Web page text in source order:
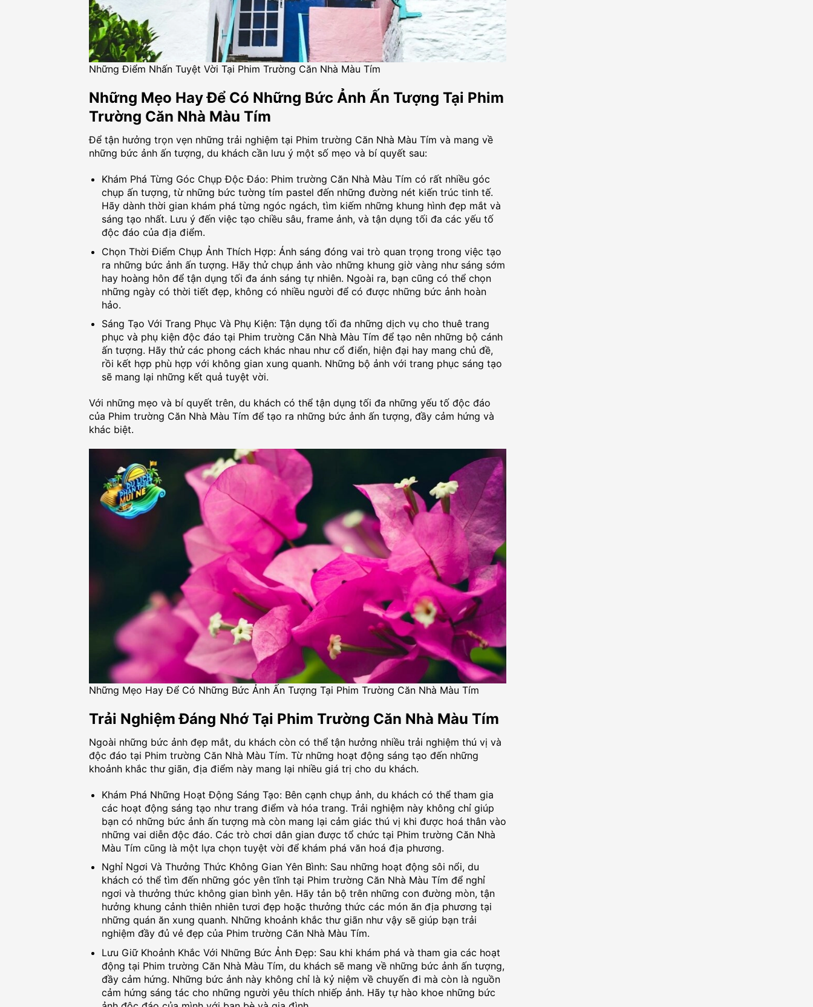
Những Điểm Nhấn Tuyệt Vời Tại Phim Trường Căn Nhà Màu Tím
Những Mẹo Hay Để Có Những Bức Ảnh Ấn Tượng Tại Phim
Trường Căn Nhà Màu Tím
Để tận hưởng trọn vẹn những trải nghiệm tại Phim trường Căn Nhà Màu Tím và mang về
những bức ảnh ấn tượng, du khách cần lưu ý một số mẹo và bí quyết sau:
Khám Phá Từng Góc Chụp Độc Đáo: Phim trường Căn Nhà Màu Tím có rất nhiều góc
chụp ấn tượng, từ những bức tường tím pastel đến những đường nét kiến trúc tinh tế.
Hãy dành thời gian khám phá từng ngóc ngách, tìm kiếm những khung hình đẹp mắt và
sáng tạo nhất. Lưu ý đến việc tạo chiều sâu, frame ảnh, và tận dụng tối đa các yếu tố
độc đáo của địa điểm.
Chọn Thời Điểm Chụp Ảnh Thích Hợp: Ánh sáng đóng vai trò quan trọng trong việc tạo
ra những bức ảnh ấn tượng. Hãy thử chụp ảnh vào những khung giờ vàng như sáng sớm
hay hoàng hôn để tận dụng tối đa ánh sáng tự nhiên. Ngoài ra, bạn cũng có thể chọn
những ngày có thời tiết đẹp, không có nhiều người để có được những bức ảnh hoàn
hảo.
Sáng Tạo Với Trang Phục Và Phụ Kiện: Tận dụng tối đa những dịch vụ cho thuê trang
phục và phụ kiện độc đáo tại Phim trường Căn Nhà Màu Tím để tạo nên những bộ cánh
ấn tượng. Hãy thử các phong cách khác nhau như cổ điển, hiện đại hay mang chủ đề,
rồi kết hợp phù hợp với không gian xung quanh. Những bộ ảnh với trang phục sáng tạo
sẽ mang lại những kết quả tuyệt vời.
Với những mẹo và bí quyết trên, du khách có thể tận dụng tối đa những yếu tố độc đáo
của Phim trường Căn Nhà Màu Tím để tạo ra những bức ảnh ấn tượng, đầy cảm hứng và
khác biệt.
Những Mẹo Hay Để Có Những Bức Ảnh Ấn Tượng Tại Phim Trường Căn Nhà Màu Tím
Trải Nghiệm Đáng Nhớ Tại Phim Trường Căn Nhà Màu Tím
Ngoài những bức ảnh đẹp mắt, du khách còn có thể tận hưởng nhiều trải nghiệm thú vị và
độc đáo tại Phim trường Căn Nhà Màu Tím. Từ những hoạt động sáng tạo đến những
khoảnh khắc thư giãn, địa điểm này mang lại nhiều giá trị cho du khách.
Khám Phá Những Hoạt Động Sáng Tạo: Bên cạnh chụp ảnh, du khách có thể tham gia
các hoạt động sáng tạo như trang điểm và hóa trang. Trải nghiệm này không chỉ giúp
bạn có những bức ảnh ấn tượng mà còn mang lại cảm giác thú vị khi được hoá thân vào
những vai diễn độc đáo. Các trò chơi dân gian được tổ chức tại Phim trường Căn Nhà
Màu Tím cũng là một lựa chọn tuyệt vời để khám phá văn hoá địa phương.
Nghỉ Ngơi Và Thưởng Thức Không Gian Yên Bình: Sau những hoạt động sôi nổi, du
khách có thể tìm đến những góc yên tĩnh tại Phim trường Căn Nhà Màu Tím để nghỉ
ngơi và thưởng thức không gian bình yên. Hãy tản bộ trên những con đường mòn, tận
hưởng khung cảnh thiên nhiên tươi đẹp hoặc thưởng thức các món ăn địa phương tại
những quán ăn xung quanh. Những khoảnh khắc thư giãn như vậy sẽ giúp bạn trải
nghiệm đầy đủ vẻ đẹp của Phim trường Căn Nhà Màu Tím.
Lưu Giữ Khoảnh Khắc Với Những Bức Ảnh Đẹp: Sau khi khám phá và tham gia các hoạt
động tại Phim trường Căn Nhà Màu Tím, du khách sẽ mang về những bức ảnh ấn tượng,
đầy cảm hứng. Những bức ảnh này không chỉ là kỷ niệm về chuyến đi mà còn là nguồn
cảm hứng sáng tác cho những người yêu thích nhiếp ảnh. Hãy tự hào khoe những bức